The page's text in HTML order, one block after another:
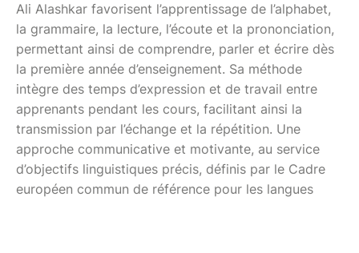
Ali Alashkar favorisent l’apprentissage de l’alphabet,
la grammaire, la lecture, l’écoute et la prononciation,
permettant ainsi de comprendre, parler et écrire dès
la première année d’enseignement. Sa méthode
intègre des temps d’expression et de travail entre
apprenants pendant les cours, facilitant ainsi la
transmission par l’échange et la répétition. Une
approche communicative et motivante, au service
d’objectifs linguistiques précis, définis par le Cadre
européen commun de référence pour les langues